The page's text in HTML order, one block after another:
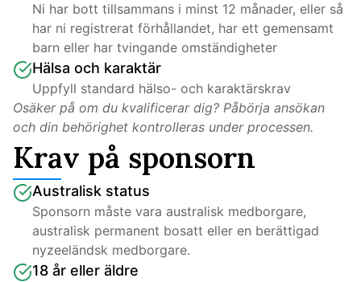
Ni har bott tillsammans i minst 12 månader, eller så
har ni registrerat förhållandet, har ett gemensamt
barn eller har tvingande omständigheter
Hälsa och karaktär
Uppfyll standard hälso- och karaktärskrav
Osäker på om du kvalificerar dig? Påbörja ansökan
och din behörighet kontrolleras under processen.
Krav på sponsorn
Australisk status
Sponsorn måste vara australisk medborgare,
australisk permanent bosatt eller en berättigad
nyzeeländsk medborgare.
18 år eller äldre